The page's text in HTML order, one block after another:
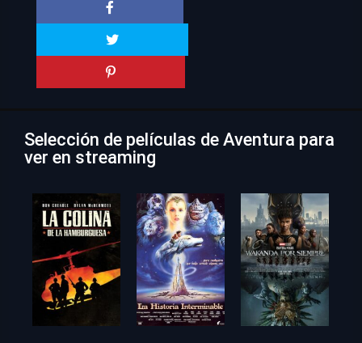
Selección de películas de Aventura para
ver en streaming